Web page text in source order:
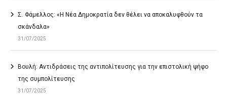
Σ. Φάμελλος: «Η Νέα Δημοκρατία δεν θέλει να αποκαλυφθούν τα
σκάνδαλα»
31/07/2025
Βουλή: Αντιδράσεις της αντιπολίτευσης για την επιστολική ψήφο
της συμπολίτευσης
31/07/2025